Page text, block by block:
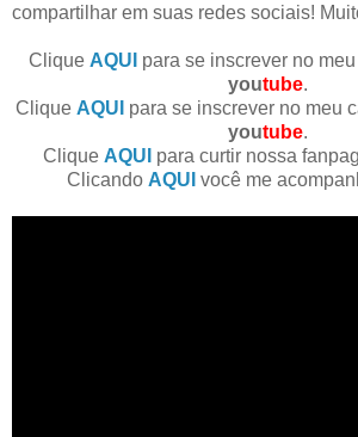
compartilhar em suas redes sociais!
Clique AQUI para se inscrever no
youtube.
Clique AQUI para se inscrever no meu
youtube.
Clique AQUI para curtir nossa
Clicando AQUI você me